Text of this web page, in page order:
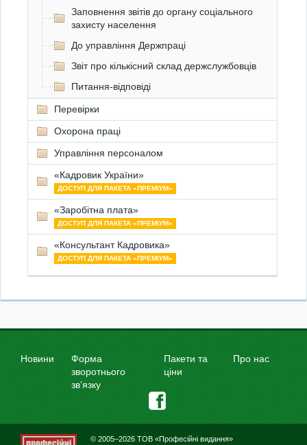
Заповнення звітів до органу соціального
захисту населення
До управління Держпраці
Звіт про кількісний склад держслужбовців
Питання-відповіді
Перевірки
Охорона праці
Управління персоналом
«Кадровик України»
ДОСТУП ДЛЯ ПАКЕТА «ПРЕМІУМ»
«Заробітна плата»
ДОСТУП ДЛЯ ПАКЕТА «ПРЕМІУМ»
«Консультант Кадровика»
ДОСТУП ДЛЯ ПАКЕТА «ПРЕМІУМ»
Новини
Форма
зворотнього
зв’язку
Пакети та
ціни
Про нас
© 2005–2026 ТОВ «Професійні видання»